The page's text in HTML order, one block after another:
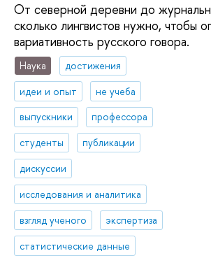
От северной деревни до
сколько лингвистов нужно, чтобы
вариативность русского говора.
Наука
достижения
идеи и опыт
не учеба
выпускники
профессора
студенты
публикации
дискуссии
исследования и аналитика
взгляд ученого
экспертиза
статистические данные